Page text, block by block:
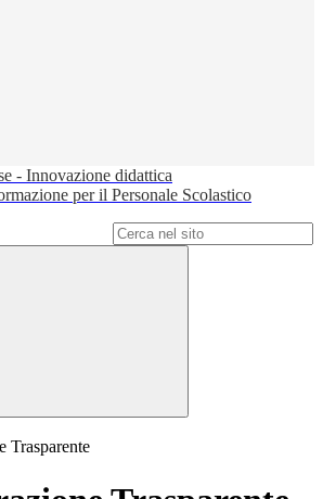
- Innovazione didattica
per il Personale Scolastico
Trasparente